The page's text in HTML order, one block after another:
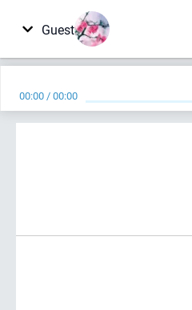
Guest
00:00 /00:00